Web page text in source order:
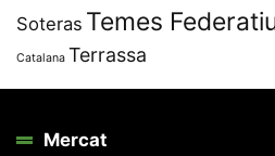
Soteras Temes
Catalana Terrassa
Mercat